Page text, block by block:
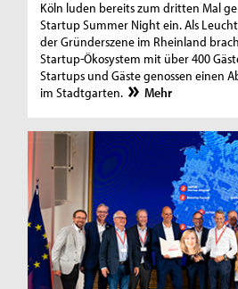
Köln luden bereits zum dritten Mal
Startup Summer Night ein. Als
der Gründerszene im Rheinland
Startup-Ökosystem mit über 400
Startups und Gäste genossen einen
im Stadtgarten.
Mehr